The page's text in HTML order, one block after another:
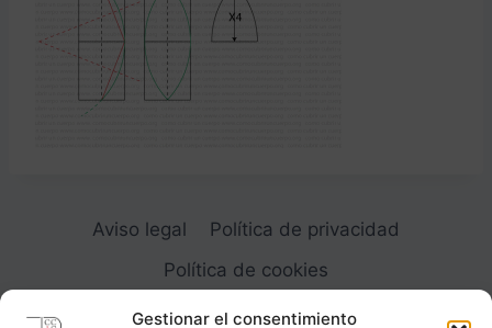
Gestionar el consentimiento
Aviso legal
Política de privacidad
Política de cookies